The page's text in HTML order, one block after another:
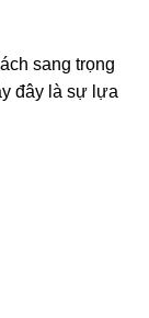
sang trọng
đây là sự lựa